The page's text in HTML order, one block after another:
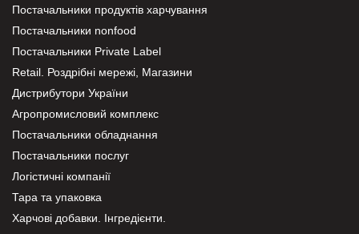
Постачальники продуктів харчування
Постачальники nonfood
Постачальники Private Label
Retail. Роздрібні мережі, Магазини
Дистрибутори України
Агропромисловий комплекс
Постачальники обладнання
Постачальники послуг
Логістичні компанії
Тара та упаковка
Харчові добавки. Інгредієнти.